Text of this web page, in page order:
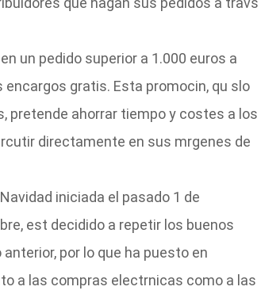
un pedido superior a 1.000 euros a
gratis. Esta promocin, qu slo
pretende ahorrar tiempo y costes a los
directamente en sus mrgenes de
iniciada el pasado 1 de
est decidido a repetir los buenos
por lo que ha puesto en
a las compras electrnicas como a las